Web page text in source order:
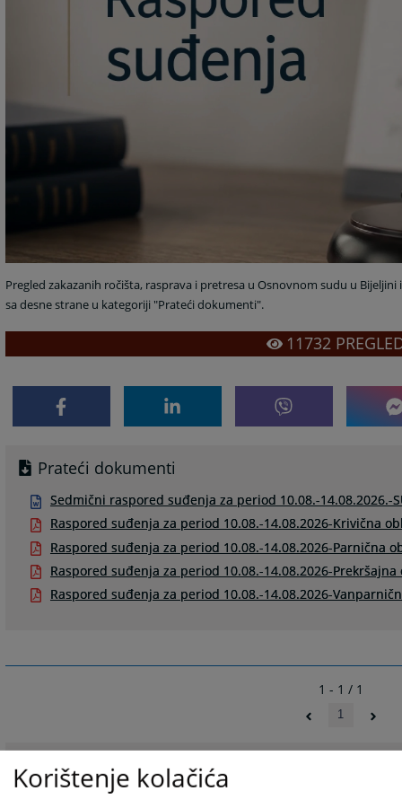
Pregled zakazanih ročišta, rasprava i pretresa u Osnovnom sudu u
sa desne strane u kategoriji "Prateći dokumenti".
11732
Prateći dokumenti
Sedmični raspored suđenja za period 10.08.-14.08.2026.-
Raspored suđenja za period 10.08.-14.08.2026-Krivična
Raspored suđenja za period 10.08.-14.08.2026-Parnična
Raspored suđenja za period 10.08.-14.08.2026-Prekršajna
Raspored suđenja za period 10.08.-14.08.2026-
1 - 1 / 1
1
Korištenje kolačića